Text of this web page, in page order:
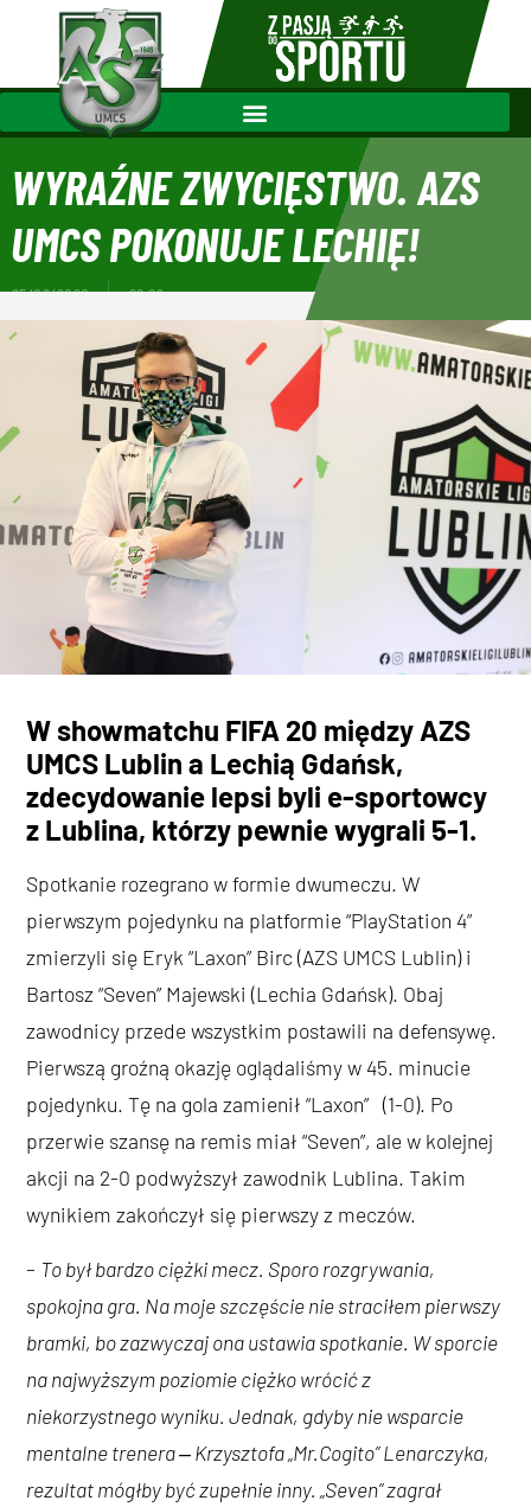
WYRAŹNE ZWYCIĘSTWO. AZS
UMCS POKONUJE LECHIĘ!
25/06/2020 22:22
W showmatchu FIFA 20 między AZS
UMCS Lublin a Lechią Gdańsk,
zdecydowanie lepsi byli e-sportowcy
z Lublina, którzy pewnie wygrali 5-1.
Spotkanie rozegrano w formie dwumeczu. W
pierwszym pojedynku na platformie “PlayStation 4”
zmierzyli się Eryk “Laxon” Birc (AZS UMCS Lublin) i
Bartosz “Seven” Majewski (Lechia Gdańsk). Obaj
zawodnicy przede wszystkim postawili na defensywę.
Pierwszą groźną okazję oglądaliśmy w 45. minucie
pojedynku. Tę na gola zamienił “Laxon” (1-0). Po
przerwie szansę na remis miał “Seven”, ale w kolejnej
akcji na 2-0 podwyższył zawodnik Lublina. Takim
wynikiem zakończył się pierwszy z meczów.
– To był bardzo ciężki mecz. Sporo rozgrywania,
spokojna gra. Na moje szczęście nie straciłem pierwszy
bramki, bo zazwyczaj ona ustawia spotkanie. W sporcie
na najwyższym poziomie ciężko wrócić z
niekorzystnego wyniku. Jednak, gdyby nie wsparcie
mentalne trenera ‒ Krzysztofa „Mr.Cogito” Lenarczyka,
rezultat mógłby być zupełnie inny. „Seven” zagrał